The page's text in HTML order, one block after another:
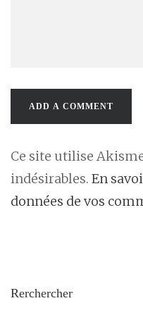
Ce site utilise
indésirables. En
données de vos
Rerchercher